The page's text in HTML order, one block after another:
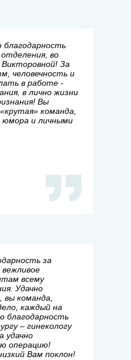
во
За
человечность и
в работе -
в лично жизни
Вы
команда,
юмора и личными
за
всему
Удачно
вы команда,
каждый на
благодарность
– гинекологу
удачно
операцию!
Вам поклон!